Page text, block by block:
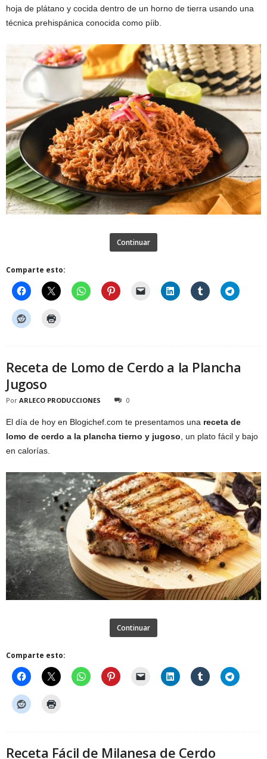
hoja de plátano y cocida dentro de un horno de tierra usando una
técnica prehispánica conocida como píib.
Continuar
Comparte esto:
Receta de Lomo de Cerdo a la Plancha
Jugoso
Por ARLECO PRODUCCIONES 0
El día de hoy en Blogichef.com te presentamos una receta de
lomo de cerdo a la plancha tierno y jugoso , un plato fácil y bajo
en calorías.
Continuar
Comparte esto:
Receta Fácil de Milanesa de Cerdo